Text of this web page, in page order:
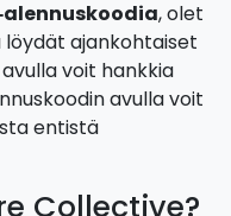
, olet
löydät ajankohtaiset
voit hankkia
avulla voit
entistä
Collective?